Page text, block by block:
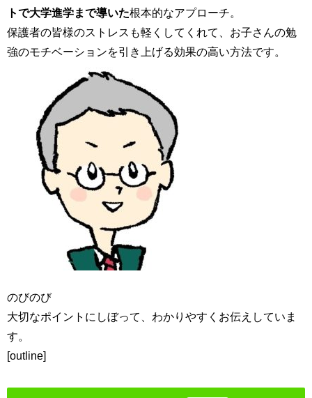
トで大学進学まで導いた根本的なアプローチ。
保護者の皆様のストレスも軽くしてくれて、お子さんの勉
強のモチベーションを引き上げる効果の高い方法です。
のびのび
大切なポイントにしぼって、わかりやすくお伝えしていま
す。
[outline]